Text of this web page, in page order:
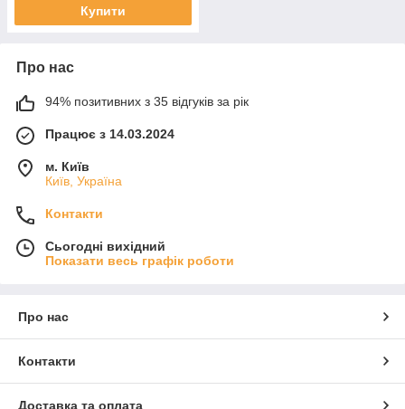
Купити
Про нас
94% позитивних з 35 відгуків за рік
Працює з 14.03.2024
м. Київ
Київ, Україна
Контакти
Сьогодні вихідний
Показати весь графік роботи
Про нас
Контакти
Доставка та оплата